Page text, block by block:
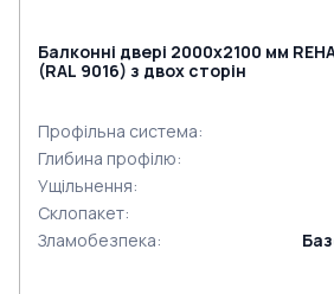
Балконні двері 2000x2100 мм
(RAL 9016) з двох сторін
Профільна система:
Глибина профілю:
Ущільнення:
Склопакет:
Зламобезпека: